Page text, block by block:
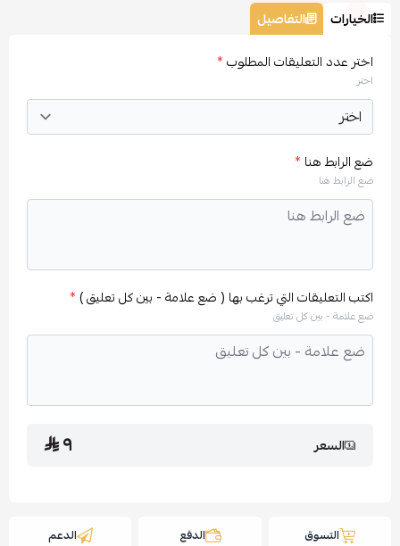
الخيارات
التفاصيل
اختر عدد التعليقات المطلوب*
اختر
ضع الرابط هنا *
ضع الرابط هنا
اكتب التعليقات التي ترغب بها ( ضع علامة - بين كل تعليق )*
ضع علامة - بين كل تعليق
السعر ٩
التسوق الدفع الدعم